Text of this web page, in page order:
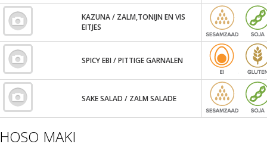
KAZUNA / ZALM,TONIJN EN VIS
EITJES
SPICY EBI / PITTIGE GARNALEN
SAKE SALAD / ZALM SALADE
HOSO MAKI